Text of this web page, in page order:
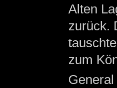
Alten
zurück.
zum
General